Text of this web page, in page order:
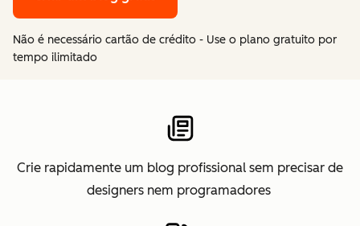
Não é necessário cartão de crédito - Use o plano gratuito por
tempo ilimitado
Crie rapidamente um blog profissional sem precisar de
designers nem programadores